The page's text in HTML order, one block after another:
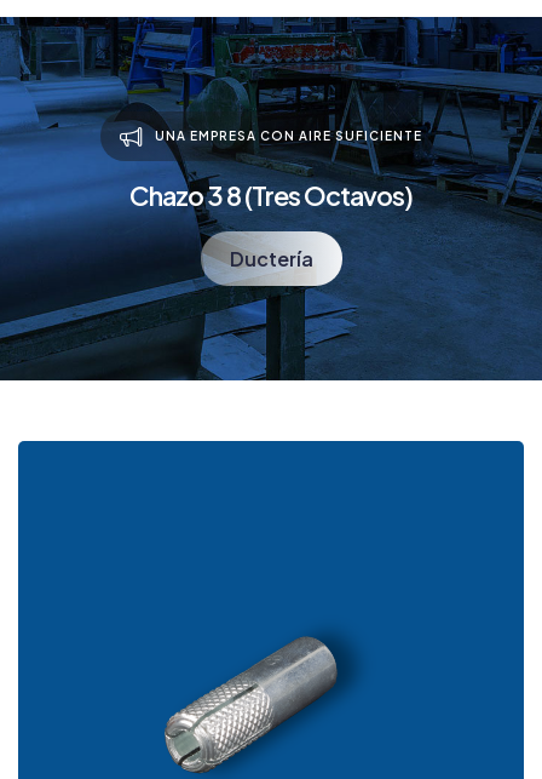
UNA EMPRESA CON AIRE SUFICIENTE
Chazo 3 8 (Tres Octavos)
Ductería